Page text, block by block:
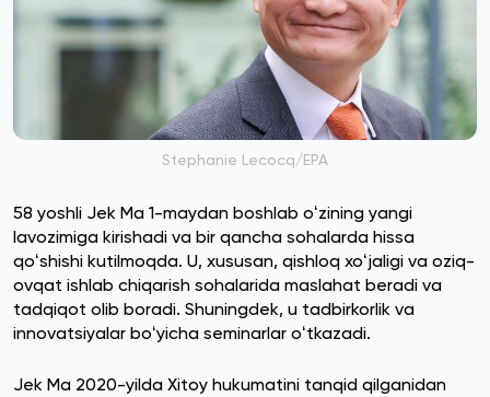
Stephanie Lecocq/ЕРА
58 yoshli Jek Ma 1-maydan boshlab oʻzining yangi
lavozimiga kirishadi va bir qancha sohalarda hissa
qoʻshishi kutilmoqda. U, xususan, qishloq xoʻjaligi va oziq-
ovqat ishlab chiqarish sohalarida maslahat beradi va
tadqiqot olib boradi. Shuningdek, u tadbirkorlik va
innovatsiyalar boʻyicha seminarlar oʻtkazadi.
Jek Ma 2020-yilda Xitoy hukumatini tanqid qilganidan